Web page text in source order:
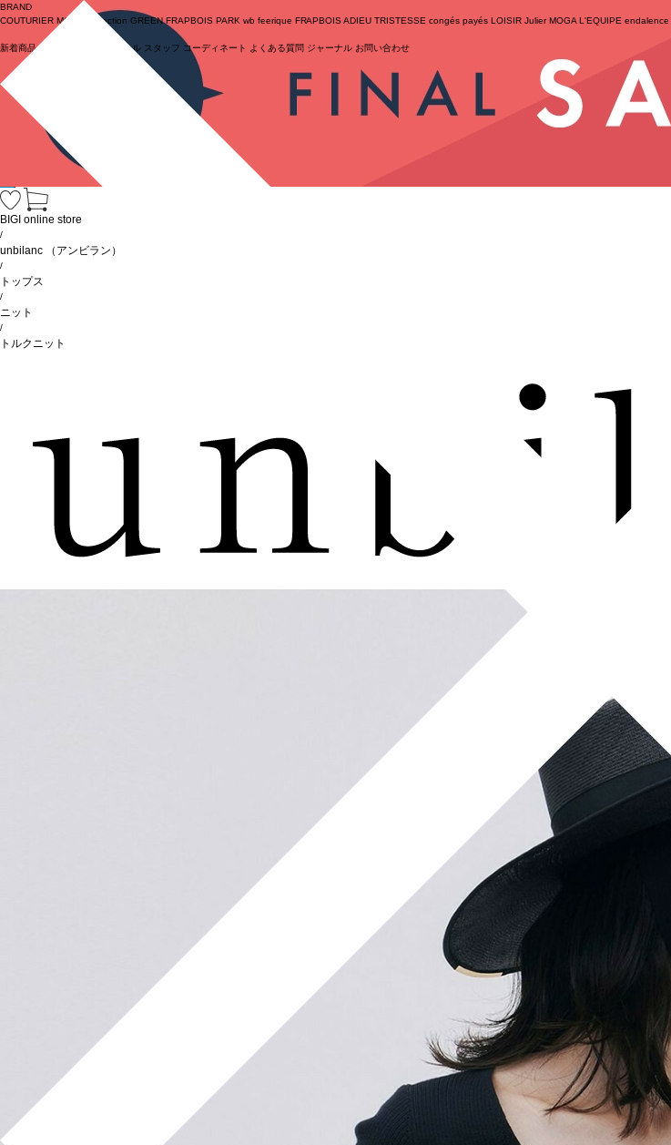
BRAND
COUTURIER MOGA Collection GREEN FRAPBOIS PARK wb feerique FRAPBOIS ADIEU TRISTESSE congés payés LOISIR Julier MOGA L'EQUIPE endalence
新着商品 (ライブ) セール スタッフ コーディネート よくある質問 ジャーナル お問い合わせ
BIGI online store
/
unbilanc （アンビラン）
/
トップス
/
ニット
/
トルクニット